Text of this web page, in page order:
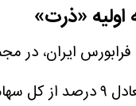
«ذرت»
۹۰۰ هزار سهم معادل ۹